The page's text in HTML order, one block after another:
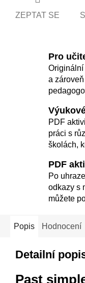
ZEPTAT SE
Pro
Originální
a
PDF
práci s
školách,
PDF
Po
odkazy s
můžete
Popis Hodnocení
Detailní
Past